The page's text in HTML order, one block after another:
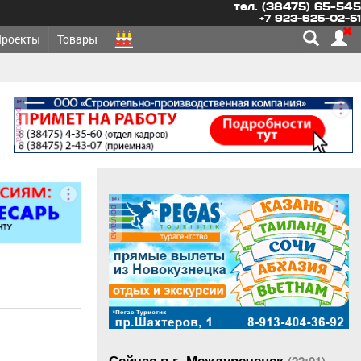
тел. (38475) 65-545
+7 923-625-02-51
Товары
реклама
реклама